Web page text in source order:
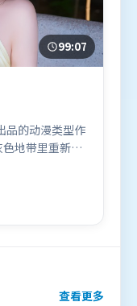
99:07
品的动漫类型作
地带里重新选
强烈地域气
优、提莫西·
。影片于2017
查看更多